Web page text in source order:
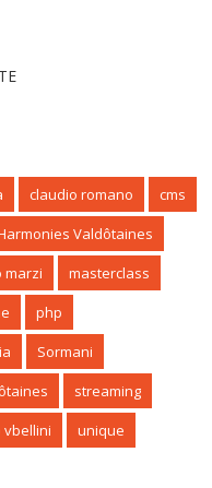
claudio romano
cms
Valdôtaines
marzi
masterclass
php
Sormani
streaming
vbellini unique